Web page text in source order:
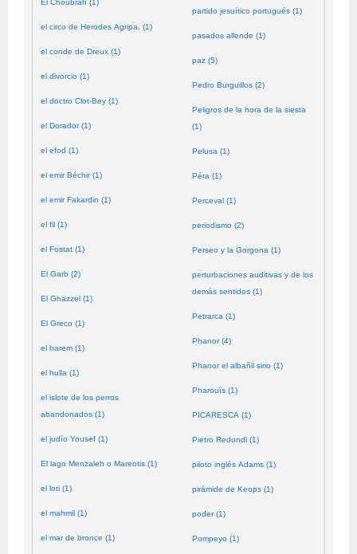
El Choubrah (1)
el circo de Herodes Agripa. (1)
el conde de Dreux (1)
el divorcio (1)
el doctro Clot-Bey (1)
el Dorador (1)
el efod (1)
el emir Béchir (1)
el emir Fakardin (1)
el fil (1)
el Fostat (1)
El Garb (2)
El Ghazzel (1)
El Greco (1)
el harem (1)
el hulla (1)
el islote de los perros
abandonados (1)
el judío Yousef (1)
El lago Menzaleh o Mareotis (1)
el loti (1)
el mahmil (1)
el mar de bronce (1)
partido jesuítico portugués (1)
pasados allende (1)
paz (5)
Pedro Burguillos (2)
Peligros de la hora de la siesta
(1)
Pelusa (1)
Péra (1)
Perceval (1)
periodismo (2)
Perseo y la Gorgona (1)
perturbaciones auditivas y de los
demás sentidos (1)
Petrarca (1)
Phanor (4)
Phanor el albañil sirio (1)
Pharouïs (1)
PICARESCA (1)
Pietro Redondi (1)
piloto inglés Adams (1)
pirámide de Keops (1)
poder (1)
Pompeyo (1)